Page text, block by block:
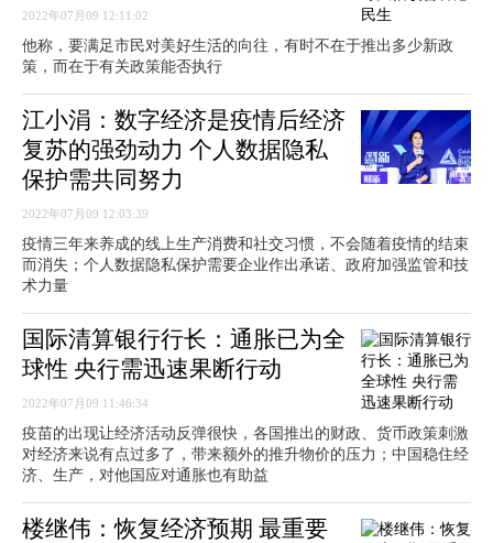
2022年07月09 12:11:02
他称，要满足市民对美好生活的向往，有时不在于推出多少新政
策，而在于有关政策能否执行
江小涓：数字经济是疫情后经济
复苏的强劲动力 个人数据隐私
保护需共同努力
2022年07月09 12:03:39
疫情三年来养成的线上生产消费和社交习惯，不会随着疫情的结束
而消失；个人数据隐私保护需要企业作出承诺、政府加强监管和技
术力量
国际清算银行行长：通胀已为全
球性 央行需迅速果断行动
2022年07月09 11:46:34
疫苗的出现让经济活动反弹很快，各国推出的财政、货币政策刺激
对经济来说有点过多了，带来额外的推升物价的压力；中国稳住经
济、生产，对他国应对通胀也有助益
楼继伟：恢复经济预期 最重要